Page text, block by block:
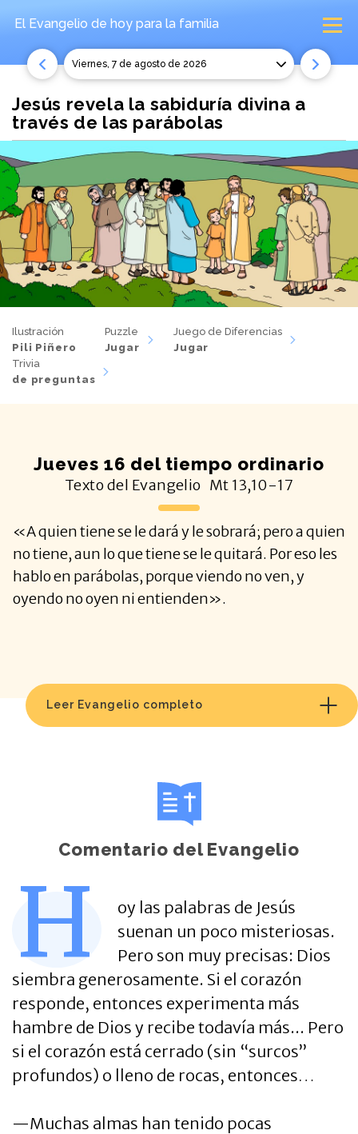
El Evangelio de hoy para la familia
viernes, 7 de agosto de 2026
Jesús revela la sabiduría divina a
través de las parábolas
Ilustración
Pili Piñero
Puzzle
Jugar
Juego de Diferencias
Jugar
Trivia
de preguntas
Jueves 16 del tiempo ordinario
Texto del Evangelio Mt 13,10-17
«A quien tiene se le dará y le sobrará; pero a quien
no tiene, aun lo que tiene se le quitará. Por eso les
hablo en parábolas, porque viendo no ven, y
oyendo no oyen ni entienden».
Leer Evangelio completo
Comentario del Evangelio
H
oy las palabras de Jesús
suenan un poco misteriosas.
Pero son muy precisas: Dios
siembra generosamente. Si el corazón
responde, entonces experimenta más
hambre de Dios y recibe todavía más... Pero
si el corazón está cerrado (sin “surcos”
profundos) o lleno de rocas, entonces…
—Muchas almas han tenido pocas